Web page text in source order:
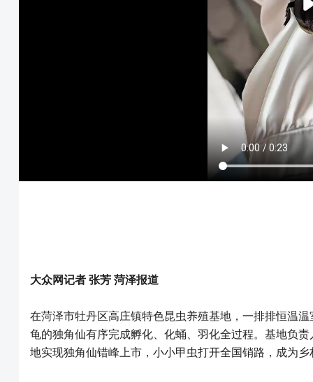
大众网记者 张芳 菏泽报道
在菏泽市牡丹区高庄镇特色昆虫养殖基地，一排排恒温
龟的独角仙有序完成孵化、化蛹、羽化全过程。基地负
地实现独角仙错峰上市，小小甲虫打开全国销路，成为